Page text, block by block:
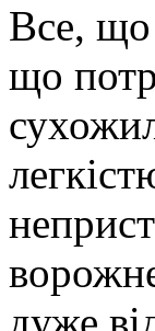
Все, що
що
дуже